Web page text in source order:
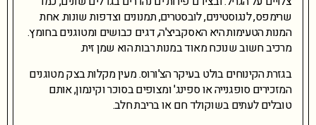
שרימפס, לנגוסטינים, לובסטרים, תמנונים וצדפות שונות. אחת
המנות הטעימות היא האסקביצ'ה, דגים כבושים ומטוגנים בחומץ.
מרכיב חשוב שנוכח מאוד במנות רבות הוא שמן זית.
בגזרת הקינוחים בולט בעיקר הצ'ורוס. מעין מקלות בצק מטוגנים
המזכירים סופגנייה או ספינג' ומצופים בסוכר וקינמון, אותם
טובלים לעתים בשוקולד חם או בריבת חלב.